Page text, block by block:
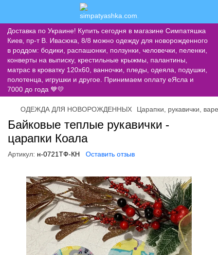
Доставка по Украине! Купить сегодня в магазине Симпатяшка
Киев, пр-т В. Ивасюка, 8/8 можно одежду для новорожденного
в роддом: бодики, распашонки, ползунки, человечки, пеленки,
конверты на выписку, крестильные крыжмы, палантины,
матрас в кроватку 120х60, ванночки, пледы, одеяла, подушки,
полотенца, игрушки и другое. Принимаем оплату еЯсла и
7000 до года 💙💛
ОДЕЖДА ДЛЯ НОВОРОЖДЕННЫХ Царапки, рукавички,
Байковые теплые рукавички -
царапки Коала
Артикул: н-0721ТФ-КН Оставить отзыв